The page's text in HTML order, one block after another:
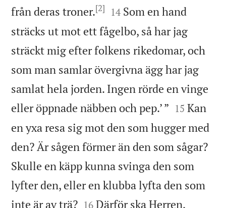
från deras troner.[2] 

14 Som en hand
sträcks ut mot ett fågelbo, så har jag
sträckt mig efter folkens rikedomar, och
som man samlar övergivna ägg har jag
samlat hela jorden. Ingen rörde en vinge
eller öppnade näbben och pep.’ ” 

15 Kan
en yxa resa sig mot den som hugger med
den? Är sågen förmer än den som sågar?
Skulle en käpp kunna svinga den som
lyfter den, eller en klubba lyfta den som
inte är av trä?
16 Därför ska Herren,